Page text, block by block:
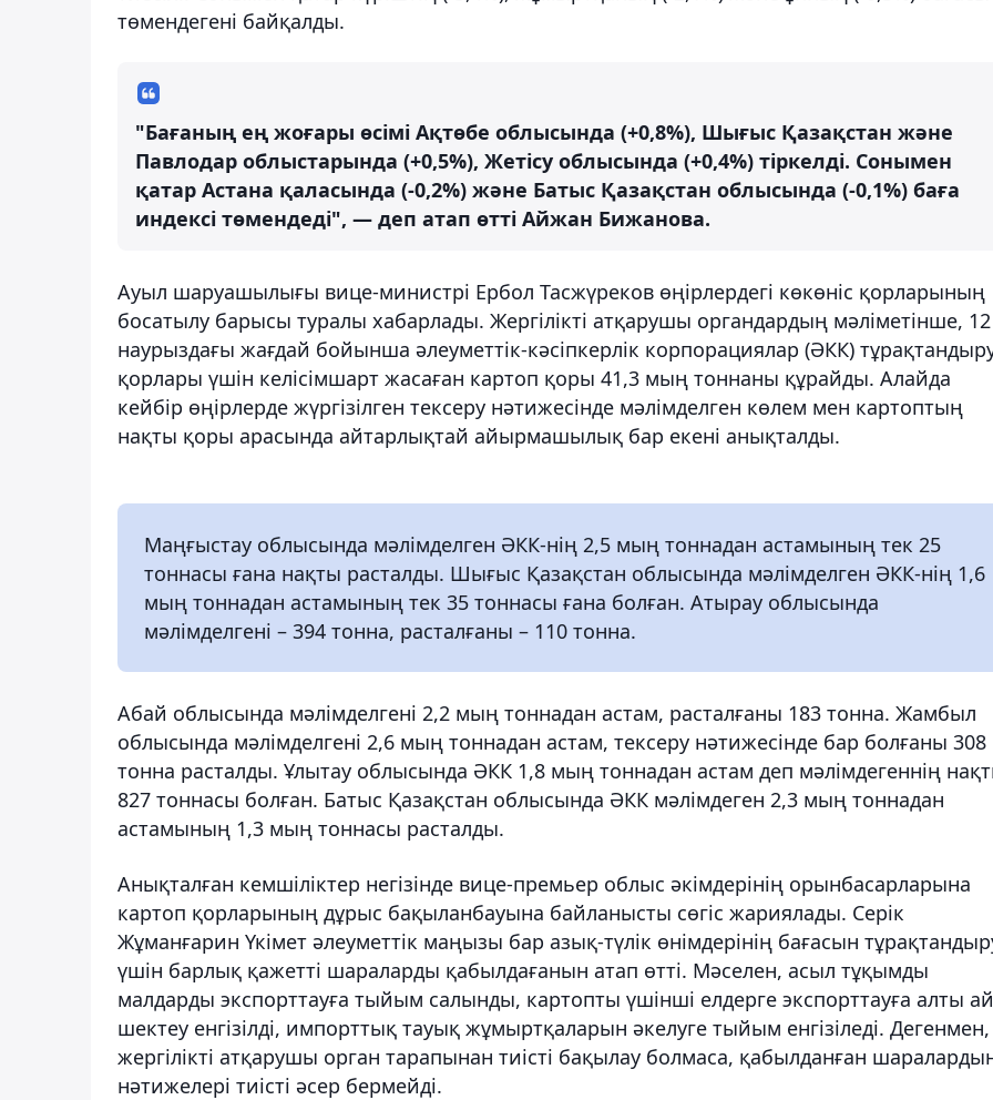
төмендегені байқалды.
"Бағаның ең жоғары өсімі Ақтөбе облысында (+0,8%), Шығыс Қазақстан және
Павлодар облыстарында (+0,5%), Жетісу облысында (+0,4%) тіркелді. Сонымен
қатар Астана қаласында (-0,2%) және Батыс Қазақстан облысында (-0,1%) баға
индексі төмендеді", — деп атап өтті Айжан Бижанова.
Ауыл шаруашылығы вице-министрі Ербол Тасжүреков өңірлердегі көкөніс қорларының
босатылу барысы туралы хабарлады. Жергілікті атқарушы органдардың мәліметінше, 12
наурыздағы жағдай бойынша әлеуметтік-кәсіпкерлік корпорациялар (ӘКК)
қорлары үшін келісімшарт жасаған картоп қоры 41,3 мың тоннаны құрайды. Алайда
кейбір өңірлерде жүргізілген тексеру нәтижесінде мәлімделген көлем мен картоптың
нақты қоры арасында айтарлықтай айырмашылық бар екені анықталды.
Маңғыстау облысында мәлімделген ӘКК-нің 2,5 мың тоннадан астамының тек 25
тоннасы ғана нақты расталды. Шығыс Қазақстан облысында мәлімделген ӘКК-нің 1,6
мың тоннадан астамының тек 35 тоннасы ғана болған. Атырау облысында
мәлімделгені – 394 тонна, расталғаны – 110 тонна.
Абай облысында мәлімделгені 2,2 мың тоннадан астам, расталғаны 183 тонна. Жамбыл
облысында мәлімделгені 2,6 мың тоннадан астам, тексеру нәтижесінде бар болғаны 308
тонна расталды. Ұлытау облысында ӘКК 1,8 мың тоннадан астам деп мәлімдегеннің
827 тоннасы болған. Батыс Қазақстан облысында ӘКК мәлімдеген 2,3 мың тоннадан
астамының 1,3 мың тоннасы расталды.
Анықталған кемшіліктер негізінде вице-премьер облыс әкімдерінің орынбасарларына
картоп қорларының дұрыс бақыланбауына байланысты сөгіс жариялады. Серік
Жұманғарин Үкімет әлеуметтік маңызы бар азық-түлік өнімдерінің бағасын
үшін барлық қажетті шараларды қабылдағанын атап өтті. Мәселен, асыл тұқымды
малдарды экспорттауға тыйым салынды, картопты үшінші елдерге экспорттауға алты
шектеу енгізілді, импорттық тауық жұмыртқаларын әкелуге тыйым енгізіледі. Дегенмен,
жергілікті атқарушы орган тарапынан тиісті бақылау болмаса, қабылданған
нәтижелері тиісті әсер бермейді.